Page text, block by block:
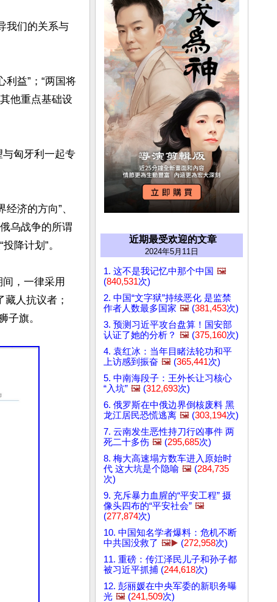
我们的关系与
利益”；“两国将
他重点基础设
匈牙利一起专
济的方向”、
乌战争的所谓
降计划”。
，一律采用
人抗议者；
子旗。
近期最受欢迎的文章
2024年5月11日
1. 这不是我记忆中那个中国 🖼️
(840,531次)
2. 中国“文字狱”持续恶化 是监禁
作者人数最多国家 🖼️ (381,453次)
3. 预测习近平攻台盘算！国安部
认证了她的分析？ 🖼️ (375,160次)
4. 袁红冰：当年目睹法轮功和平
上访感到振奋 🖼️ (365,441次)
5. 中南海段子：王外长让习核心
“入坑” 🖼️ (312,693次)
6. 俄罗斯在中俄边界倒核废料 黑
龙江居民恐慌逃离 🖼️ (303,194次)
7. 云南发生恶性持刀行凶事件 两
死二十多伤 🖼️ (295,685次)
8. 梅大高速塌方数车进入原始时
代 这大坑是个隐喻 🖼️ (284,735
次)
9. 充斥暴力血腥的“平安工程” 摄
像头四布的“平安社会” 🖼️
(277,874次)
10. 中国知名学者爆料：危机不断
中共国没救了 🖼️▶️ (272,958次)
11. 重磅：传江泽民儿子和孙子都
被习近平抓捕 (244,618次)
12. 彭丽媛在中央军委的新职务曝
光 🖼️ (241,509次)